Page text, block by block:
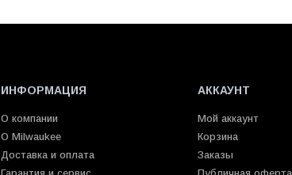
ИНФОРМАЦИЯ
О компании
О Milwaukee
Доставка и оплата
АККАУНТ
Мой аккаунт
Корзина
Заказы